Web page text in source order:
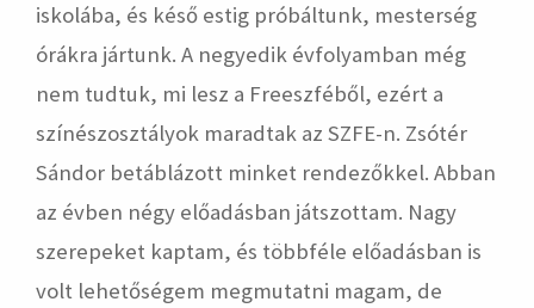
iskolába, és késő estig próbáltunk, mesterség
órákra jártunk. A negyedik évfolyamban még
nem tudtuk, mi lesz a Freeszféből, ezért a
színészosztályok maradtak az SZFE-n. Zsótér
Sándor betáblázott minket rendezőkkel. Abban
az évben négy előadásban játszottam. Nagy
szerepeket kaptam, és többféle előadásban is
volt lehetőségem megmutatni magam, de